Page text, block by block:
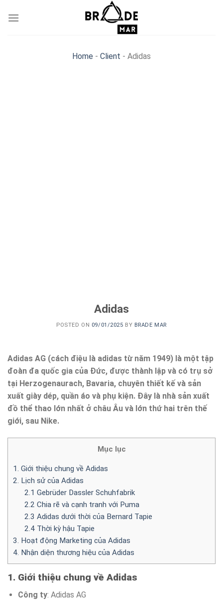
Home - Client - Adidas
Adidas
POSTED ON 09/01/2025 BY BRADE MAR
Adidas AG (cách điệu là adidas từ năm 1949) là một tập
đoàn đa quốc gia của Đức, được thành lập và có trụ sở
tại Herzogenaurach, Bavaria, chuyên thiết kế và sản
xuất giày dép, quần áo và phụ kiện. Đây là nhà sản xuất
đồ thể thao lớn nhất ở châu Âu và lớn thứ hai trên thế
giới, sau Nike.
Mục lục
1. Giới thiệu chung về Adidas
2. Lịch sử của Adidas
2.1 Gebrüder Dassler Schuhfabrik
2.2 Chia rẽ và cạnh tranh với Puma
2.3 Adidas dưới thời của Bernard Tapie
2.4 Thời kỳ hậu Tapie
3. Hoạt động Marketing của Adidas
4. Nhận diện thương hiệu của Adidas
1. Giới thiệu chung về Adidas
Công ty: Adidas AG